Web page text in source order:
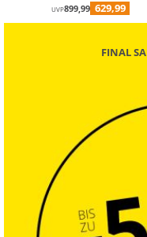
UVP899,99 629,99
FINAL